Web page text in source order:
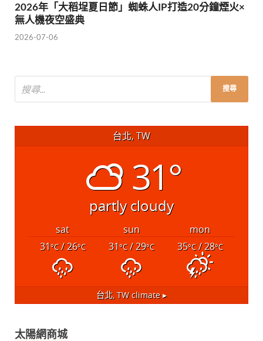
2026年「大稻埕夏日節」蜘蛛人IP打造20分鐘煙火×
無人機夜空盛典
2026-07-06
台北, TW
31°
partly cloudy
sat sun
mon
31°C/ 26°C 31°C/ 29°C 35°C/ 28°C
台北, TWclimate ▸
太陽網商城